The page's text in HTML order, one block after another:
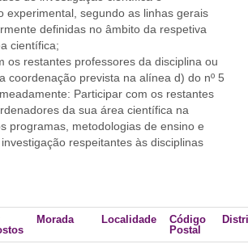
experimental, segundo as linhas gerais
definidas no âmbito da respetiva
científica;
os restantes professores da disciplina ou
coordenação prevista na alínea d) do nº 5
Participar com os restantes
da sua área científica na
programas, metodologias de ensino e
respeitantes às disciplinas
Morada Localidade
Código
Postal